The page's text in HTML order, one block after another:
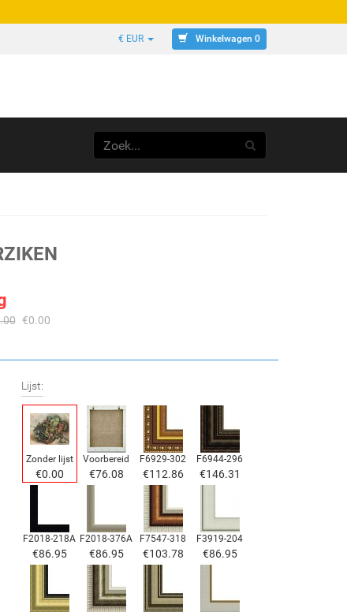
€ EUR Winkelwagen 0
€0.00
Lijst:
Zonder lijst
€0.00
Voorbereid
€76.08
F6929-302
€112.86
F6944-296
€146.31
F2018-218A
€86.95
F2018-376A
€86.95
F7547-318
€103.78
F3919-204
€86.95